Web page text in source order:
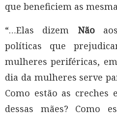
que beneficiem as
“…Elas dizem Nãoaos
políticas que
mulheres periféricas,
dia da mulheres serve
Como estão as creches
dessas mães? Como